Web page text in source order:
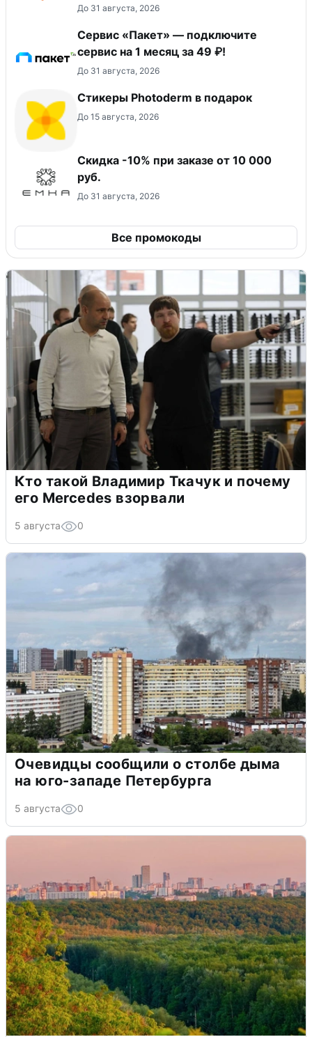
До 31 августа, 2026
Сервис «Пакет» — подключите
сервис на 1 месяц за 49 ₽!
До 31 августа, 2026
Стикеры Photoderm в подарок
До 15 августа, 2026
Скидка -10% при заказе от 10 000
руб.
До 31 августа, 2026
Все промокоды
Кто такой Владимир Ткачук и почему
его Mercedes взорвали
5 августа 0
Очевидцы сообщили о столбе дыма
на юго-западе Петербурга
5 августа 0